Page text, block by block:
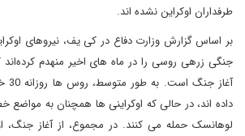
طرفداران اوکراین نشده اند.
جنگی زرهی روسی را در ماه های اخیر منهدم کرده‌اند
داده اند، در حالی که اوکراینی ها همچنان به
لوهانسک حمله می کنند. در مجموع، از آغاز جنگ،